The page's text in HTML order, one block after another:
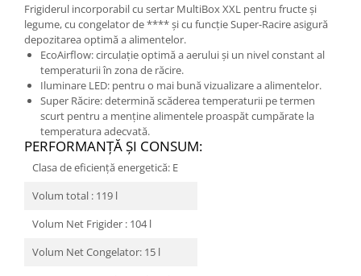
Frigiderul incorporabil cu sertar MultiBox XXL pentru fructe și
legume, cu congelator de **** și cu funcție Super-Racire asigură
depozitarea optimă a alimentelor.
EcoAirflow: circulație optimă a aerului și un nivel constant al
temperaturii în zona de răcire.
Iluminare LED: pentru o mai bună vizualizare a alimentelor.
Super Răcire: determină scăderea temperaturii pe termen
scurt pentru a menţine alimentele proaspăt cumpărate la
temperatura adecvată.
PERFORMANŢĂ ŞI CONSUM:
Clasa de eficiență energetică: E
Volum total : 119 l
Volum Net Frigider : 104 l
Volum Net Congelator: 15 l